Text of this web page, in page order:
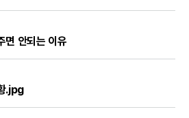
면 안되는 이유
.jpg